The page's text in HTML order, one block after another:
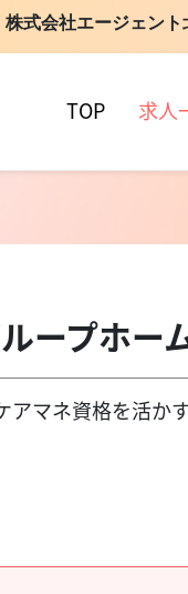
株式会社エージェント
TOP 求人
ループホ
アマネ資格を活